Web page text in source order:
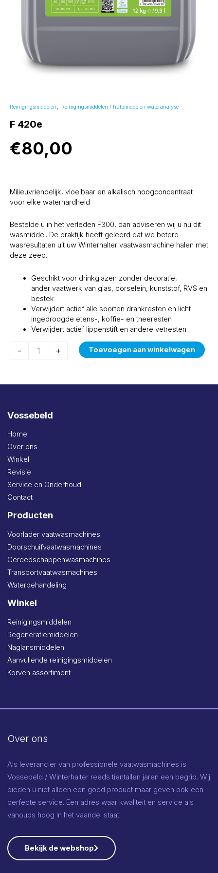
Reinigingsmiddelen Reinigingsmiddelen / hulpmiddelen wateranalyse
F 420e
€80,00
Milieuvriendelijk, vloeibaar en alkalisch hoogconcentraat
voor elke waterhardheid
Bestelde u in het verleden F300, dan adviseren wij u nu dit
wasmiddel. De praktijk heeft geleerd dat we betere
wasresultaten uit uw Winterhalter vaatwasmachine halen met
deze zeep.
Geschikt voor drinkglazen zonder decoratie,
ander vaatwerk van glas, porselein, kunststof, RVS en
bestek
Verwijdert actief alle soorten drankresten en licht
ingedroogde etens-, koffie- en theeresten
Verwijdert actief lippenstift en andere vetresten
- + Toevoegen aan winkelwagen
Vossebeld
Home
Over ons
Winkel
Revisie
Service en Onderhoud
Contact
Producten
Voorlader vaatwasmachines
Doorschuifvaatwasmachines
Gereedschappenwasmachines
Transportvaatwasmachines
Waterbehandeling
Winkel
Reinigingsmiddelen
Regeneratiemiddelen
Naglansmiddelen
Aanvullende reinigingsmiddelen
Korven assortiment
Over ons
Als leverancier van professionele vaatwasmachines is
Vossebeld / Winterhalter reeds tientallen jaren een begrip. Wij
bieden u niet alleen een goed product maar geven ook een
perfecte service. Een adres waar kwaliteit en service als
vanouds hoog in het vaandel staat.
Bekijk de webshop